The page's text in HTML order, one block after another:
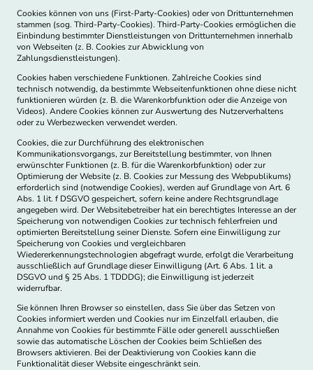
Cookies können von uns (First-Party-Cookies) oder von Drittunternehmen
stammen (sog. Third-Party-Cookies). Third-Party-Cookies ermöglichen die
Einbindung bestimmter Dienstleistungen von Drittunternehmen innerhalb
von Webseiten (z. B. Cookies zur Abwicklung von
Zahlungsdienstleistungen).
Cookies haben verschiedene Funktionen. Zahlreiche Cookies sind
technisch notwendig, da bestimmte Webseitenfunktionen ohne diese nicht
funktionieren würden (z. B. die Warenkorbfunktion oder die Anzeige von
Videos). Andere Cookies können zur Auswertung des Nutzerverhaltens
oder zu Werbezwecken verwendet werden.
Cookies, die zur Durchführung des elektronischen
Kommunikationsvorgangs, zur Bereitstellung bestimmter, von Ihnen
erwünschter Funktionen (z. B. für die Warenkorbfunktion) oder zur
Optimierung der Website (z. B. Cookies zur Messung des Webpublikums)
erforderlich sind (notwendige Cookies), werden auf Grundlage von Art. 6
Abs. 1 lit. f DSGVO gespeichert, sofern keine andere Rechtsgrundlage
angegeben wird. Der Websitebetreiber hat ein berechtigtes Interesse an der
Speicherung von notwendigen Cookies zur technisch fehlerfreien und
optimierten Bereitstellung seiner Dienste. Sofern eine Einwilligung zur
Speicherung von Cookies und vergleichbaren
Wiedererkennungstechnologien abgefragt wurde, erfolgt die Verarbeitung
ausschließlich auf Grundlage dieser Einwilligung (Art. 6 Abs. 1 lit. a
DSGVO und § 25 Abs. 1 TDDDG); die Einwilligung ist jederzeit
widerrufbar.
Sie können Ihren Browser so einstellen, dass Sie über das Setzen von
Cookies informiert werden und Cookies nur im Einzelfall erlauben, die
Annahme von Cookies für bestimmte Fälle oder generell ausschließen
sowie das automatische Löschen der Cookies beim Schließen des
Browsers aktivieren. Bei der Deaktivierung von Cookies kann die
Funktionalität dieser Website eingeschränkt sein.